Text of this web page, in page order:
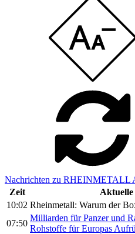
Nachrichten zu RHEINMETALL
Zeit
10:02 Rheinmetall: Warum der
07:50
Milliarden für Panzer und
Rohstoffe für Europas